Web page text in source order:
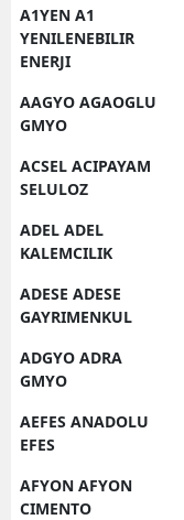
A1YEN A1
YENILENEBILIR
ENERJI
AAGYO AGAOGLU
GMYO
ACSEL ACIPAYAM
SELULOZ
ADEL ADEL
KALEMCILIK
ADESE ADESE
GAYRIMENKUL
ADGYO ADRA
GMYO
AEFES ANADOLU
EFES
AFYON AFYON
CIMENTO